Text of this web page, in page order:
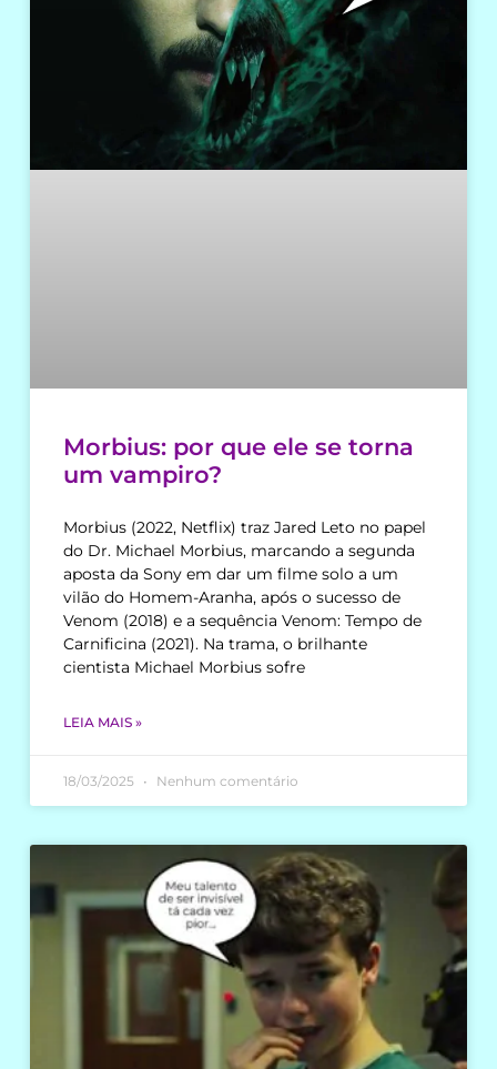
Morbius: por que ele se torna
um vampiro?
Morbius (2022, Netflix) traz Jared Leto no papel
do Dr. Michael Morbius, marcando a segunda
aposta da Sony em dar um filme solo a um
vilão do Homem-Aranha, após o sucesso de
Venom (2018) e a sequência Venom: Tempo de
Carnificina (2021). Na trama, o brilhante
cientista Michael Morbius sofre
LEIA MAIS »
18/03/2025 Nenhum comentário